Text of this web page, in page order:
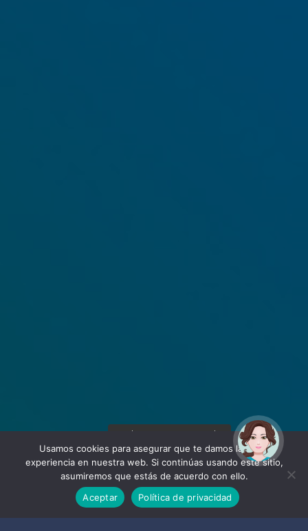
Usamos cookies para asegurar que te damos la mejor
experiencia en nuestra web. Si continúas usando este sitio,
asumiremos que estás de acuerdo con ello.
Aceptar
Política de privacidad
¡Hola! Soy Noy. ¿Puedo
ayudarte?